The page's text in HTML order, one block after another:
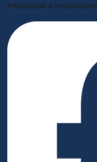
Précaution d'installation